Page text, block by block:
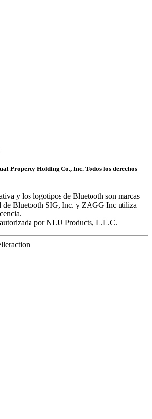
Property Holding Co., Inc. Todos los derechos
y los logotipos de Bluetooth son marcas
de Bluetooth SIG, Inc. y ZAGG Inc utiliza
por NLU Products, L.L.C.